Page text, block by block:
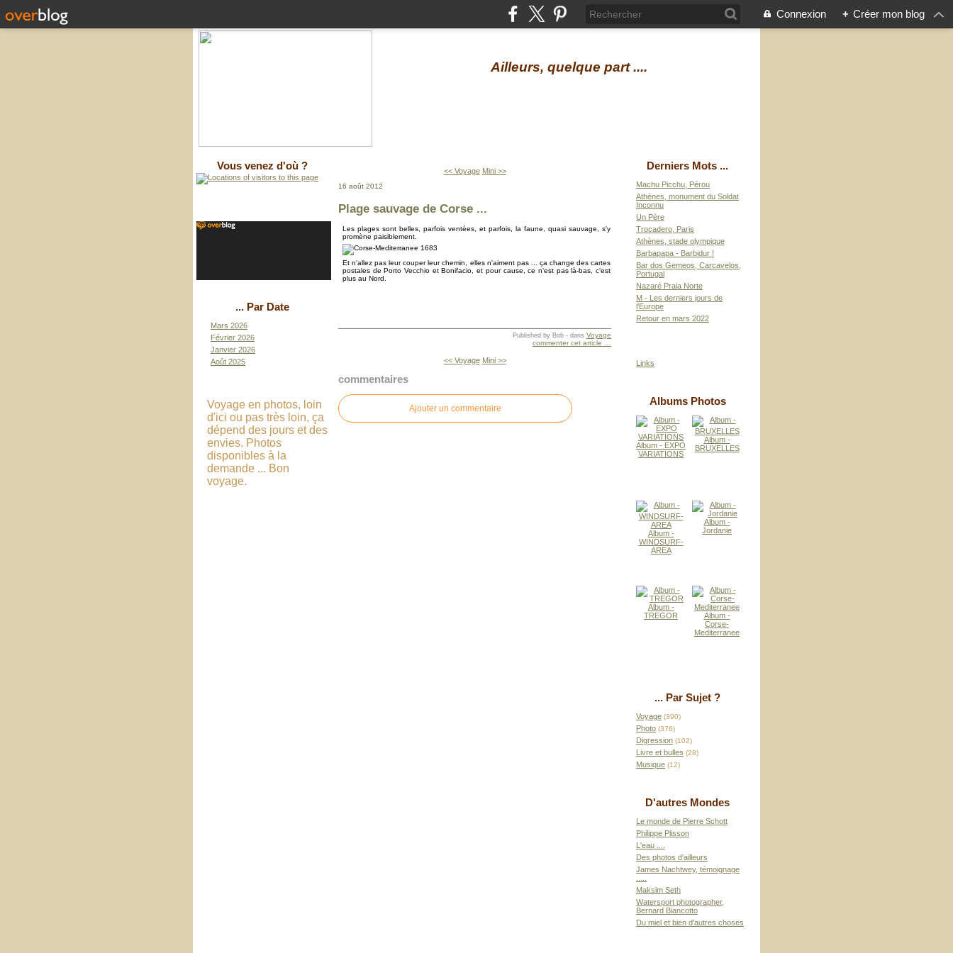
Connexion + Créer mon blog
Ailleurs, quelque part ....
Vous venez d'où ?
... Par Date
Mars 2026
Février 2026
Janvier 2026
Août 2025
Voyage en photos, loin
d'ici ou pas très loin, ça
dépend des jours et des
envies. Photos
disponibles à la
demande ... Bon
voyage.
<< Voyage Mini >>
16 août 2012
Plage sauvage de Corse ...
Les plages sont belles, parfois ventées, et parfois, la faune, quasi sauvage, s'y
promène paisiblement.
Et n'allez pas leur couper leur chemin, elles n'aiment pas ... ça change des cartes
postales de Porto Vecchio et Bonifacio, et pour cause, ce n'est pas là-bas, c'est
plus au Nord.
Published by Bob - dans Voyage
commenter cet article
<< Voyage Mini >>
commentaires
Ajouter un commentaire
Derniers Mots ...
Machu Picchu, Pérou
Athènes, monument du Soldat
Inconnu
Un Père
Trocadero, Paris
Athènes, stade olympique
Barbapapa - Barbidur !
Bar dos Gemeos, Carcavelos,
Portugal
Nazaré Praia Norte
M - Les derniers jours de
l'Europe
Retour en mars 2022
Links
Albums Photos
Album - EXPO
VARIATIONS
Album -
BRUXELLES
Album -
WINDSURF-
AREA
Album -
Jordanie
Album -
TREGOR
Album -
Corse-
Mediterranee
... Par Sujet ?
Voyage (390)
Photo (376)
Digression (102)
Livre et bulles (28)
Musique (12)
D'autres Mondes
Le monde de Pierre Schott
Philippe Plisson
L'eau ....
Des photos d'ailleurs
James Nachtwey, témoignage
Maksim Seth
Watersport photographer,
Bernard Biancotto
Du miel et bien d'autres choses